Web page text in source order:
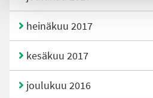
heinäkuu 2017
kesäkuu 2017
joulukuu 2016